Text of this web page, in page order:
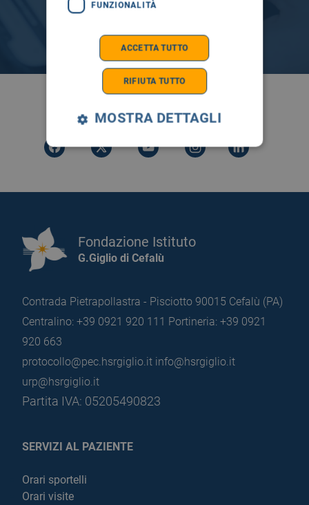
Fondazione Istituto
G.Giglio di Cefalù
Contrada Pietrapollastra - Pisciotto 90015 Cefalù (PA)
Centralino: +39 0921 920 111 Portineria: +39 0921
920 663
protocollo@pec.hsrgiglio.it info@hsrgiglio.it
urp@hsrgiglio.it
Partita IVA: 05205490823
SERVIZI AL PAZIENTE
Orari sportelli
Orari visite
FUNZIONALITÀ
ACCETTA TUTTO
RIFIUTA TUTTO
MOSTRA DETTAGLI